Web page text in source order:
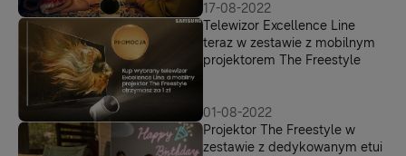
17-08-2022
Telewizor Excellence Line
teraz w zestawie z mobilnym
projektorem The Freestyle
01-08-2022
Projektor The Freestyle w
zestawie z dedykowanym etui